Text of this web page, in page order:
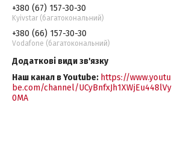
+380 (67) 157-30-30
Kyivstar (багатокональний)
+380 (66) 157-30-30
Vodafone (багатокональний)
Наш канал в Youtube https://www.youtu
be.com/channel/UCyBnfxJh1XWjEu448lVy
0MA